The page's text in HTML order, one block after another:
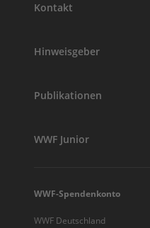
Kontakt
Hinweisgeber
Publikationen
WWF Junior
WWF-Spendenkonto
WWF Deutschland